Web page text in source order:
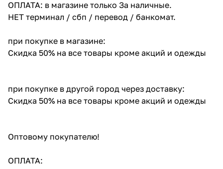
ОПЛАТА: в магазине только За наличные.
НЕТ терминал / сбп / перевод / банкомат.
при покупке в магазине:
Скидка 50% на все товары кроме акций и одежды
при покупке в другой город через доставку:
Скидка 50% на все товары кроме акций и одежды
Оптовому покупателю!
ОПЛАТА: